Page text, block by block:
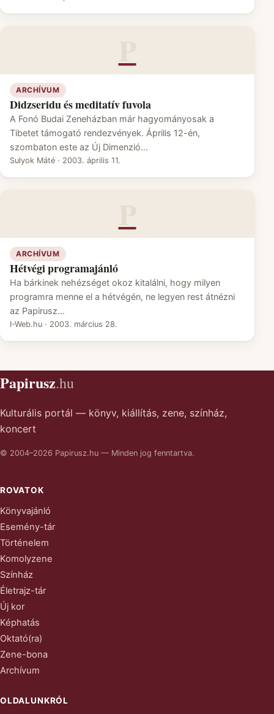
ARCHÍVUM
Didzseridu és meditatív fuvola
A Fonó Budai Zeneházban már hagyományosak a
Tibetet támogató rendezvények. Április 12-én,
szombaton este az Új Dimenzió…
Sulyok Máté · 2003. április 11.
ARCHÍVUM
Hétvégi programajánló
Ha bárkinek nehézséget okoz kitalálni, hogy milyen
programra menne el a hétvégén, ne legyen rest átnézni
az Papirusz…
I-Web.hu · 2003. március 28.
Papirusz.hu
Kulturális portál — könyv, kiállítás, zene, színház,
koncert
© 2004–2026 Papirusz.hu — Minden jog fenntartva.
ROVATOK
Könyvajánló
Esemény-tár
Történelem
Komolyzene
Színház
Életrajz-tár
Új kor
Képhatás
Oktató(ra)
Zene-bona
Archívum
OLDALUNKRÓL